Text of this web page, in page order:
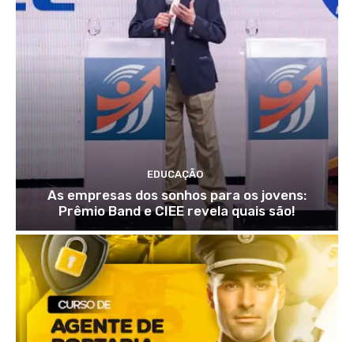
EDUCAÇÃO
As empresas dos sonhos para os jovens:
Prêmio Band e CIEE revela quais são!